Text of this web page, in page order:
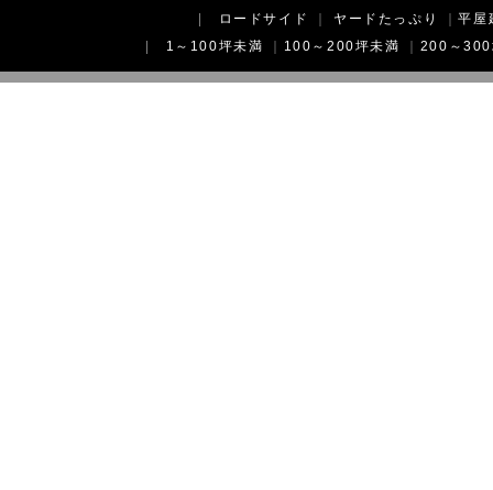
ロードサイド ヤードたっぷり ｜平屋
1～100坪未満 100～200坪未満 200～300